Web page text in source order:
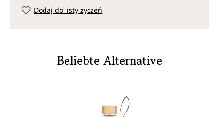
Dodaj do listy życzeń
Beliebte Alternative